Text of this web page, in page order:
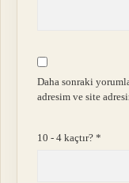
Daha sonraki
adresim ve site
10 - 4 kaçtır?*